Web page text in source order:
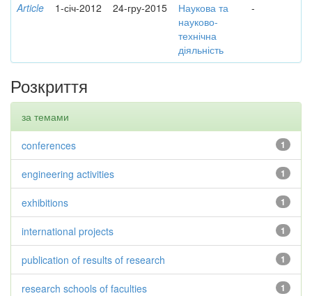
Article 1-січ-2012 24-гру-2015
Наукова та
науково-
технічна
діяльність
-
Розкриття
за темами
1
conferences
1
engineering activities
1
exhibitions
1
international projects
1
publication of results of research
1
research schools of faculties